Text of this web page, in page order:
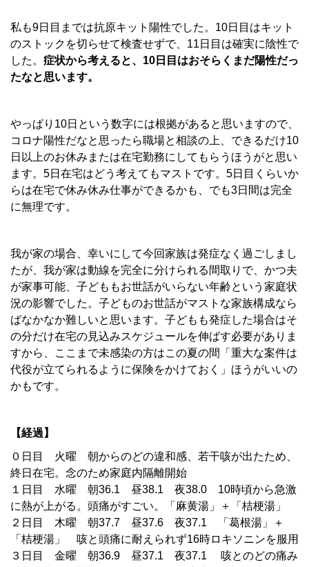
私も9日目までは抗原キット陽性でした。10日目はキット
のストックを切らせて検査せずで、11日目は確実に陰性で
した。 症状から考えると、10日目はおそらくまだ陽性だっ
たなと思います。
やっぱり10日という数字には根拠があると思いますので、
コロナ陽性だなと思ったら職場と相談の上、できるだけ10
日以上のお休みまたは在宅勤務にしてもらうほうがと思い
ます。5日在宅はどう考えてもマストです。5日目くらいか
らは在宅で休み休み仕事ができるかも、でも3日間は完全
に無理です。
我が家の場合、幸いにして今回家族は発症なく過ごしまし
たが、我が家は動線を完全に分けられる間取りで、かつ夫
が家事可能、子どももお世話がいらない年齢という家庭状
況の影響でした。子どものお世話がマストな家族構成なら
ばなかなか難しいと思います。子どもも発症した場合はそ
の分だけ在宅の見込みスケジュールを伸ばす必要がありま
すから、ここまで未感染の方はこの夏の間「重大な案件は
代役が立てられるように保険をかけておく」ほうがいいの
かもです。
【経過】
０日目 火曜 朝からのどの違和感、若干咳が出たため、
終日在宅。念のため家庭内隔離開始
１日目 水曜 朝36.1 昼38.1 夜38.0 10時頃から急激
に熱が上がる。頭痛がすごい。「麻黄湯」＋「桔梗湯」
２日目 木曜 朝37.7 昼37.6 夜37.1 「葛根湯」＋
「桔梗湯」 咳と頭痛に耐えられず16時ロキソニンを服用
３日目 金曜 朝36.9 昼37.1 夜37.1 咳とのどの痛み